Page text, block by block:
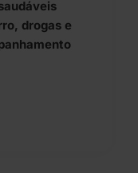
drogas e